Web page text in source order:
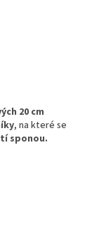
20 cm
, na které se
sponou.